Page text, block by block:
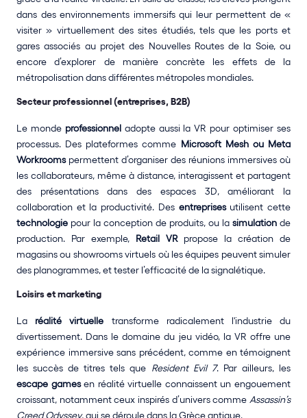
dans des environnements immersifs qui leur permettent de «
visiter » virtuellement des sites étudiés, tels que les ports et
gares associés au projet des Nouvelles Routes de la Soie, ou
encore d’explorer de manière concrète les effets de la
métropolisation dans différentes métropoles mondiales.
Secteur professionnel (entreprises, B2B)
Le monde professionnel adopte aussi la VR pour optimiser ses
processus. Des plateformes comme Microsoft Mesh ou Meta
Workrooms permettent d’organiser des réunions immersives où
les collaborateurs, même à distance, interagissent et partagent
des présentations dans des espaces 3D, améliorant la
collaboration et la productivité. Des entreprises
technologie pour la conception de produits, ou la simulation de
production. Par exemple, Retail VR propose la création de
magasins ou showrooms virtuels où les équipes peuvent simuler
des planogrammes, et tester l’efficacité de la signalétique.
Loisirs et marketing
La réalité virtuelle transforme radicalement l'industrie du
divertissement. Dans le domaine du jeu vidéo, la VR offre une
expérience immersive sans précédent, comme en témoignent
les succès de titres tels que Resident Evil 7
escape games en réalité virtuelle connaissent un engouement
croissant, notamment ceux inspirés d’univers comme Assassin’s
Creed Odyssey, qui se déroule dans la Grèce antique.